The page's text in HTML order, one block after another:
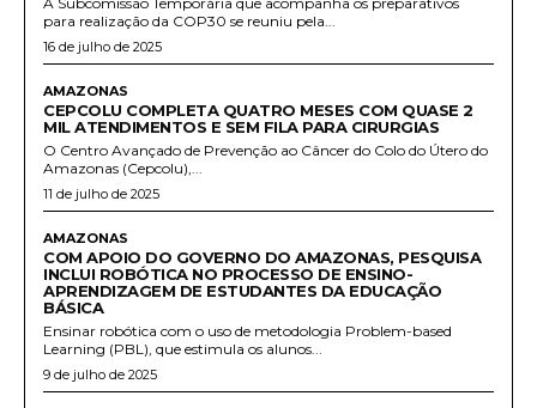
para realização da COP30 se reuniu pela...
16 de julho de 2025
AMAZONAS
CEPCOLU COMPLETA QUATRO MESES COM QUASE 2
MIL ATENDIMENTOS E SEM FILA PARA CIRURGIAS
O Centro Avançado de Prevenção ao Câncer do Colo do Útero do
Amazonas (Cepcolu),...
11 de julho de 2025
AMAZONAS
COM APOIO DO GOVERNO DO AMAZONAS, PESQUISA
INCLUI ROBÓTICA NO PROCESSO DE ENSINO-
APRENDIZAGEM DE ESTUDANTES DA EDUCAÇÃO
BÁSICA
Ensinar robótica com o uso de metodologia Problem-based
Learning (PBL), que estimula os alunos...
9 de julho de 2025